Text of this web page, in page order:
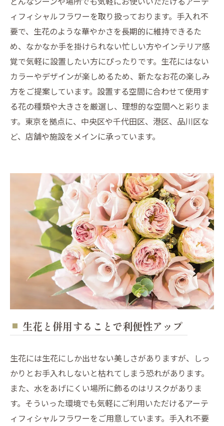
ィフィシャルフラワーを取り扱っております。手入れ不
要で、生花のような華やかさを長期的に維持できるた
め、なかなか手を掛けられない忙しい方やインテリア感
覚で気軽に設置したい方にぴったりです。生花にはない
カラーやデザインが楽しめるため、新たなお花の楽しみ
方をご提案しています。設置する空間に合わせて使用す
る花の種類や大きさを厳選し、理想的な空間へと彩りま
す。東京を拠点に、中央区や千代田区、港区、品川区な
ど、店舗や施設をメインに承っています。
生花と併用することで利便性アップ
生花には生花にしか出せない美しさがありますが、しっ
かりとお手入れしないと枯れてしまう恐れがあります。
また、水をあげにくい場所に飾るのはリスクがありま
す。そういった環境でも気軽にご利用いただけるアーテ
ィフィシャルフラワーをご用意しています。手入れ不要